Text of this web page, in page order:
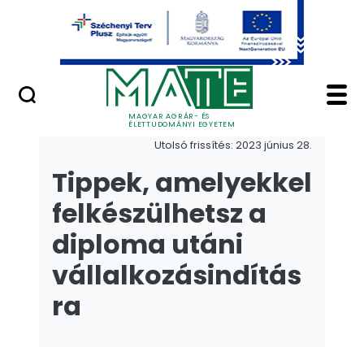
Ugrás a fő tartalomhoz
MAGYAR AGRÁR- ÉS
ÉLETTUDOMÁNYI EGYETEM
Minőségügy
hirek - Magyar
Hírek
Utolsó frissítés: 2023 június 28.
Tippek, amelyekkel
felkészülhetsz a
diploma utáni
vállalkozásindítás
ra